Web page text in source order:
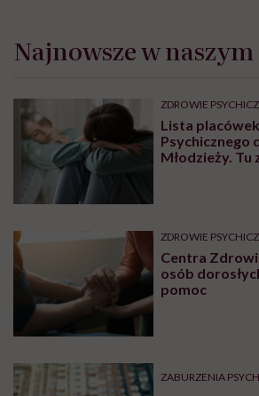
Najnowsze w
ZDROWIE
Lista
Psychicznego
Młodzieży.
ZDROWIE
Centra
osób
pomoc
ZABURZENIA